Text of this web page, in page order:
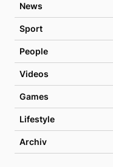
News
Sport
People
Videos
Games
Lifestyle
Archiv